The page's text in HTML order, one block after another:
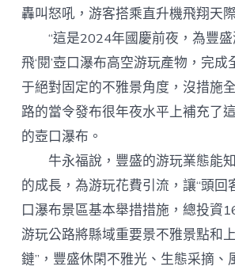
轟叫怒吼，游客搭乘直升機飛翔天
“這是2024年國慶前夜，為豐盛
飛‘閱’壺口瀑布高空游玩產物，完
于絕對固定的不雅景角度，沒措施
路的當令發布很年夜水平上補充了
的壺口瀑布。
牛永福說，豐盛的游玩業態能知
的成長，為游玩花費引流，讓“頭回
口瀑布景區基本舉措措施，總投資
游玩公路將縣域重要景不雅景點和
鏈”，豐盛休閑不雅光、生態采摘